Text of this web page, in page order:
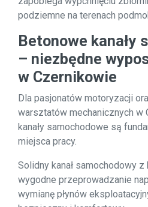
podziemne na terenach
Betonowe kanały
– niezbędne
w Czernikowie
Dla pasjonatów motoryzacji
warsztatów mechanicznych w
kanały samochodowe są
miejsca pracy.
Solidny kanał samochodowy
wygodne przeprowadzanie
wymianę płynów